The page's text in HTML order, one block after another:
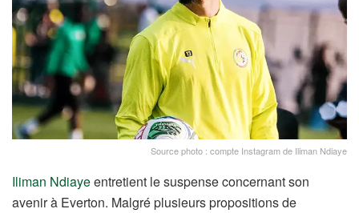
Source photo : compte Instagram de Iliman Ndiaye
Iliman Ndiayeentretient le suspense concernant son
avenir à Everton. Malgré plusieurs propositions de